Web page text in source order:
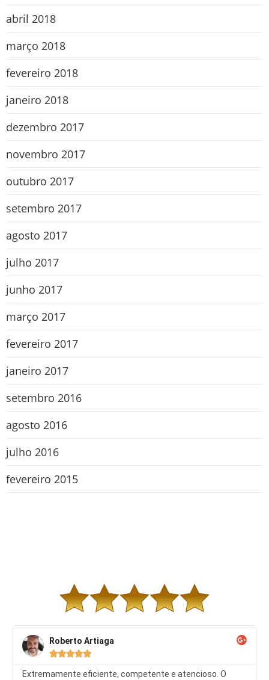
abril 2018
março 2018
fevereiro 2018
janeiro 2018
dezembro 2017
novembro 2017
outubro 2017
setembro 2017
agosto 2017
julho 2017
junho 2017
março 2017
fevereiro 2017
janeiro 2017
setembro 2016
agosto 2016
julho 2016
fevereiro 2015
Roberto Artiaga

Extremamente eficiente, competente e atencioso. O